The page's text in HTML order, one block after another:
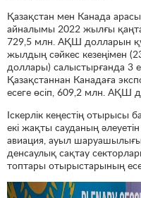
Қазақстан мен Канада
айналымы 2022 жылғы
729,5 млн. АҚШ долларын
жылдың сәйкес кезеңімен
доллары) салыстырғанда 3
Қазақстаннан Канадаға
есеге өсіп, 609,2 млн. АҚШ
Іскерлік кеңестің отырысы
екі жақты сауданың
авиация, ауыл
денсаулық сақтау
топтары отырыстарының